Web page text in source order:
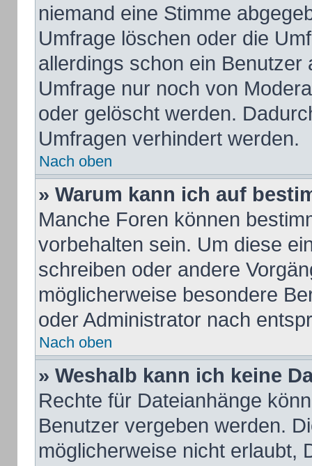
niemand eine Stimme
Umfrage löschen oder die
allerdings schon ein
Umfrage nur noch von
oder gelöscht werden.
Umfragen verhindert werden.
Nach oben
» Warum kann ich auf
Manche Foren können
vorbehalten sein. Um diese
schreiben oder andere
möglicherweise besondere
oder Administrator nach
Nach oben
» Weshalb kann ich keine
Rechte für Dateianhänge
Benutzer vergeben werden.
möglicherweise nicht erlaubt,